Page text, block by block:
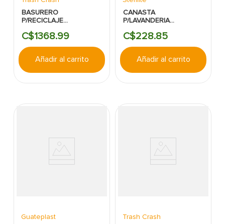
BASURERO
P/RECICLAJE
C/TAPA NARANJA PL
C$1368.99
Añadir al carrito
CANASTA
P/LAVANDERIA
BLANCO/GRIS
C$228.85
Añadir al carrito
Guateplast
Trash Crash